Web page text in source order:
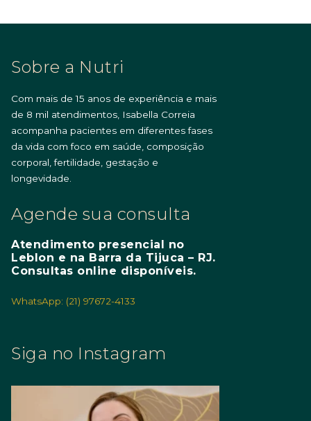
Sobre a Nutri
Com mais de 15 anos de experiência e mais
de 8 mil atendimentos, Isabella Correia
acompanha pacientes em diferentes fases
da vida com foco em saúde, composição
corporal, fertilidade, gestação e
longevidade.
Agende sua consulta
Atendimento presencial no
Leblon e na Barra da Tijuca – RJ.
Consultas online disponíveis.
WhatsApp: (21) 97672-4133
Siga no Instagram